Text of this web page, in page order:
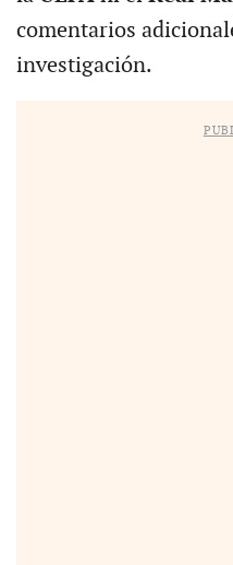
comentarios
investigación.